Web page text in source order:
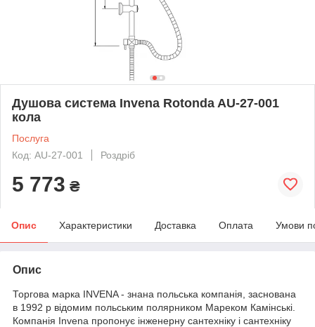
Душова система Invena Rotonda AU-27-001
кола
Послуга
Код: AU-27-001
Роздріб
5 773 ₴
Опис Характеристики Доставка Оплата Умови
Опис
Торгова марка INVENA - знана польська компанія, заснована
в 1992 р відомим польським полярником Мареком Камінські.
Компанія Invena пропонує інженерну сантехніку і сантехніку